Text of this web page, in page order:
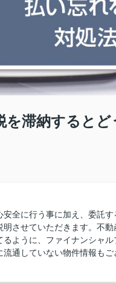
を滞納すると
安全に行う事に加え、委託
明させていただきます。不
るように、ファイナンシャ
流通していない物件情報も